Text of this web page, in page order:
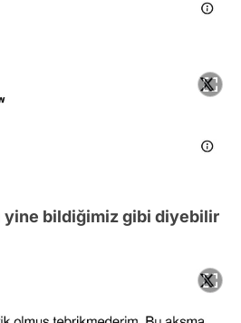
yine bildiğimiz gibi diyebilir